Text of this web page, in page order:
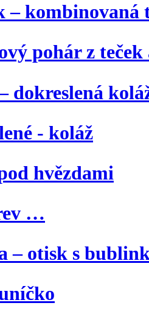
– kombinovaná
pohár z
dokreslená
- koláž
hvězdami
…
– otisk s